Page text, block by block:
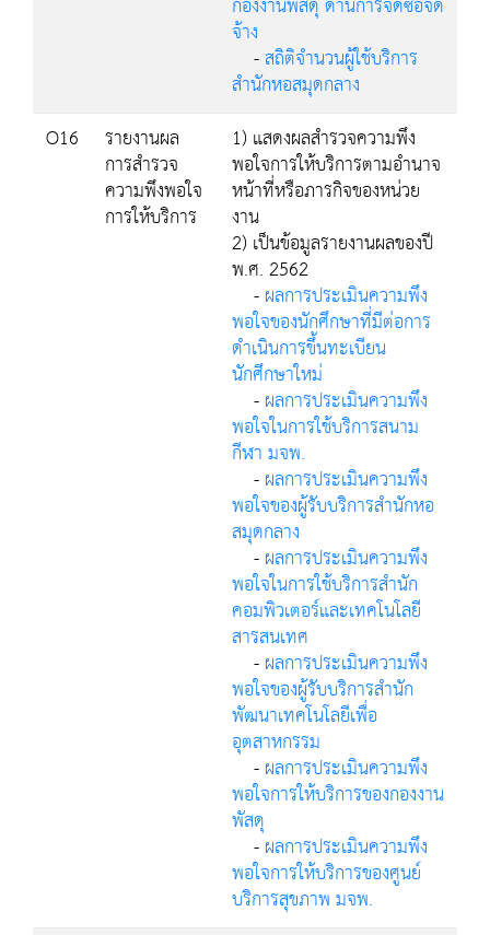
กองงานพัสดุ ด้านการจัดซื้อจัด
จ้าง
-สถิติจำนวนผู้ใช้บริการ
สำนักหอสมุดกลาง
O16
รายงานผล
การสำรวจ
ความพึงพอใจ
การให้บริการ
1) แสดงผลสำรวจความพึง
พอใจการให้บริการตามอำนาจ
หน้าที่หรือภารกิจของหน่วย
งาน
2) เป็นข้อมูลรายงานผลของปี
พ.ศ. 2562
-ผลการประเมินความพึง
พอใจของนักศึกษาที่มีต่อการ
ดำเนินการขึ้นทะเบียน
นักศึกษาใหม่
-ผลการประเมินความพึง
พอใจในการใช้บริการสนาม
กีฬา มจพ.
-ผลการประเมินความพึง
พอใจของผู้รับบริการสำนักหอ
สมุดกลาง
-ผลการประเมินความพึง
พอใจในการใช้บริการสำนัก
คอมพิวเตอร์และเทคโนโลยี
สารสนเทศ
-ผลการประเมินความพึง
พอใจของผู้รับบริการสำนัก
พัฒนาเทคโนโลยีเพื่อ
อุตสาหกรรม
-ผลการประเมินความพึง
พอใจการให้บริการของกองงาน
พัสดุ
-ผลการประเมินความพึง
พอใจการให้บริการของศูนย์
บริการสุขภาพ มจพ.